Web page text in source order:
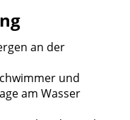
an der
und
am Wasser